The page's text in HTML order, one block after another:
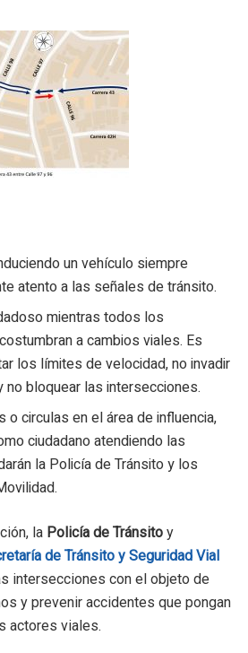
un vehículo siempre
atento a las señales de tránsito.
mientras todos los
a cambios viales. Es
los límites de velocidad, no invadir
no bloquear las intersecciones.
o circulas en el área de influencia,
ciudadano atendiendo las
la Policía de Tránsito y los
la Policía de Tránsito y
de Tránsito y Seguridad Vial
intersecciones con el objeto de
y prevenir accidentes que pongan
actores viales.